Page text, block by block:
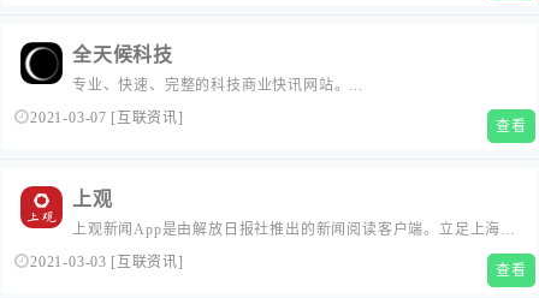
游、青岛天气、青岛公交查询等...
全天候科技
专业、快速、完整的科技商业快讯网站。...
2021-03-07 [ 互联资讯] 查看
上观
上观新闻App是由解放日报社推出的新闻阅读客户端。立足上海，
放眼世界。上观新闻依托解放日报的新闻报道团队，通过新闻快
报、深度调查、数据分析、热点评论、现场直播等多种形式，为
2021-03-03 [互联资讯] 查看